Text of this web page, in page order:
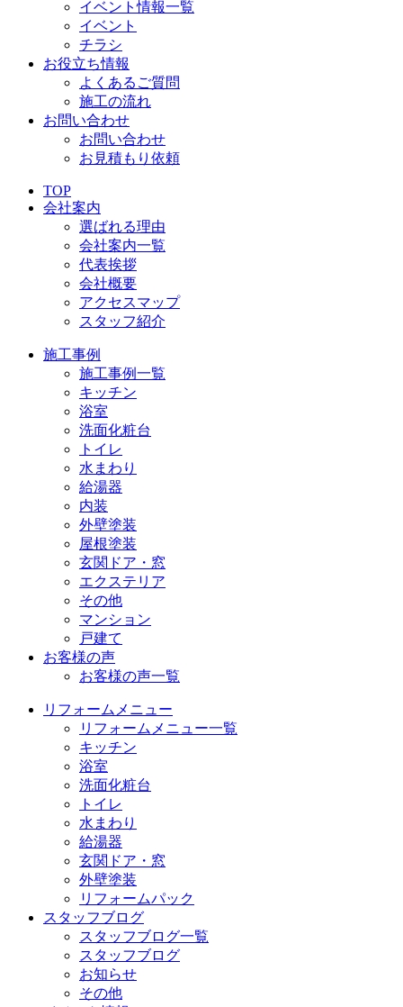
イベント情報一覧
イベント
チラシ
お役立ち情報
よくあるご質問
施工の流れ
お問い合わせ
お問い合わせ
お見積もり依頼
TOP
会社案内
選ばれる理由
会社案内一覧
代表挨拶
会社概要
アクセスマップ
スタッフ紹介
施工事例
施工事例一覧
キッチン
浴室
洗面化粧台
トイレ
水まわり
給湯器
内装
外壁塗装
屋根塗装
玄関ドア・窓
エクステリア
その他
マンション
戸建て
お客様の声
お客様の声一覧
リフォームメニュー
リフォームメニュー一覧
キッチン
浴室
洗面化粧台
トイレ
水まわり
給湯器
玄関ドア・窓
外壁塗装
リフォームパック
スタッフブログ
スタッフブログ一覧
スタッフブログ
お知らせ
その他